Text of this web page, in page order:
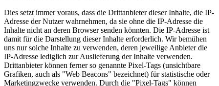
Dies setzt immer voraus, dass die Drittanbieter dieser Inhalte, die IP-
Adresse der Nutzer wahrnehmen, da sie ohne die IP-Adresse die
Inhalte nicht an deren Browser senden könnten. Die IP-Adresse ist
damit für die Darstellung dieser Inhalte erforderlich. Wir bemühen
uns nur solche Inhalte zu verwenden, deren jeweilige Anbieter die
IP-Adresse lediglich zur Auslieferung der Inhalte verwenden.
Drittanbieter können ferner so genannte Pixel-Tags (unsichtbare
Grafiken, auch als "Web Beacons" bezeichnet) für statistische oder
Marketingzwecke verwenden. Durch die "Pixel-Tags" können